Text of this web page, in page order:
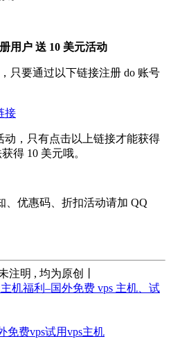
用户 送 10 美元活动
只要通过以下链接注册 do 账号
接
动，只有点击以上链接才能获得
得 10 美元哦。
、优惠码、折扣活动请加 QQ
注明 , 均为原创丨
机福利–国外免费 vps 主机、试
免费vps试用vps主机